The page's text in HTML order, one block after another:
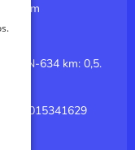
CN-634 km: 0,5.